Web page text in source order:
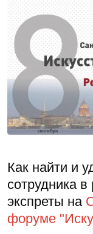
Как найти и
сотрудника
экспреты на
форуме